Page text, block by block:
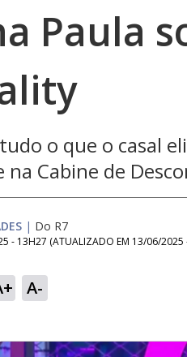
Paula
o que o casal
na Cabine de
| Do R7
- 13H27 (ATUALIZADO EM 13/06/2025
A-